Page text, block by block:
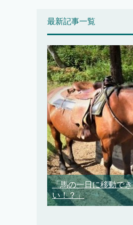
最新記事一覧
「馬の一日に移動で
い！？」